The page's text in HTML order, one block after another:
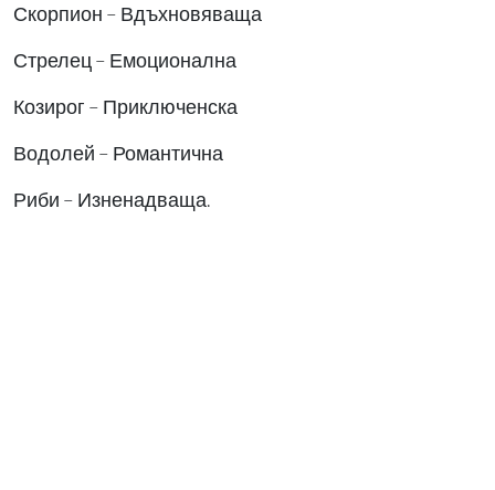
Скорпион – Вдъхновяваща
Стрелец – Емоционална
Козирог – Приключенска
Водолей – Романтична
Риби – Изненадваща.